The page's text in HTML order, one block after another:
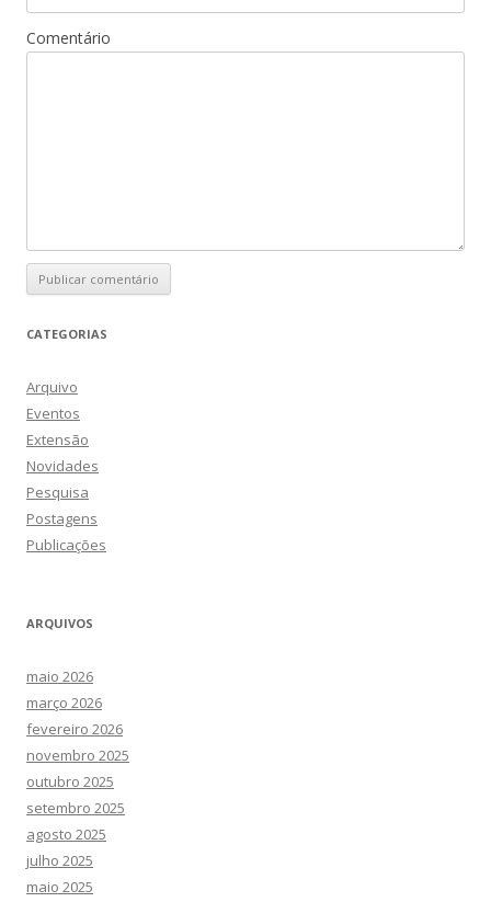
Comentário
CATEGORIAS
Arquivo
Eventos
Extensão
Novidades
Pesquisa
Postagens
Publicações
ARQUIVOS
maio 2026
março 2026
fevereiro 2026
novembro 2025
outubro 2025
setembro 2025
agosto 2025
julho 2025
maio 2025